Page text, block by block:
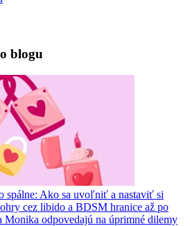
blogu
spálne: Ako sa uvoľniť a nastaviť si
cez libido a BDSM hranice až po
Monika odpovedajú na úprimné dilemy